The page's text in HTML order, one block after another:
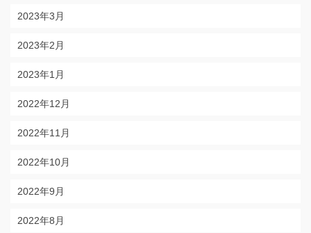
2023年3月
2023年2月
2023年1月
2022年12月
2022年11月
2022年10月
2022年9月
2022年8月